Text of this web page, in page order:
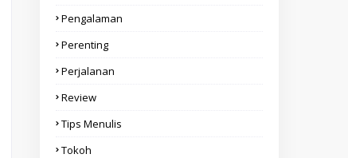
Pengalaman
Perenting
Perjalanan
Review
Tips Menulis
Tokoh